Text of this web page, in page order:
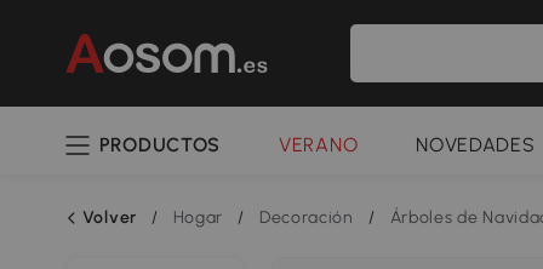
PRODUCTOS VERANO NOVEDADES
Volver / Hogar / Decoración / Árboles de